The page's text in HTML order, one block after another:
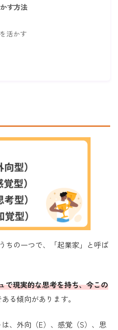
す方法
活かす
ちの一つで、「起業家」と呼ば
で現実的な思考を持ち、今この
ある傾向があります。
、外向（E）、感覚（S）、思